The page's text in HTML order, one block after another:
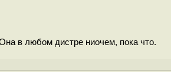
в любом дистре ниочем, пока что.